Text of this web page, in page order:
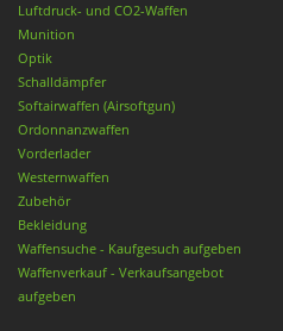
Luftdruck- und CO2-Waffen
Munition
Optik
Schalldämpfer
Softairwaffen (Airsoftgun)
Ordonnanzwaffen
Vorderlader
Westernwaffen
Zubehör
Bekleidung
Waffensuche - Kaufgesuch aufgeben
Waffenverkauf - Verkaufsangebot
aufgeben